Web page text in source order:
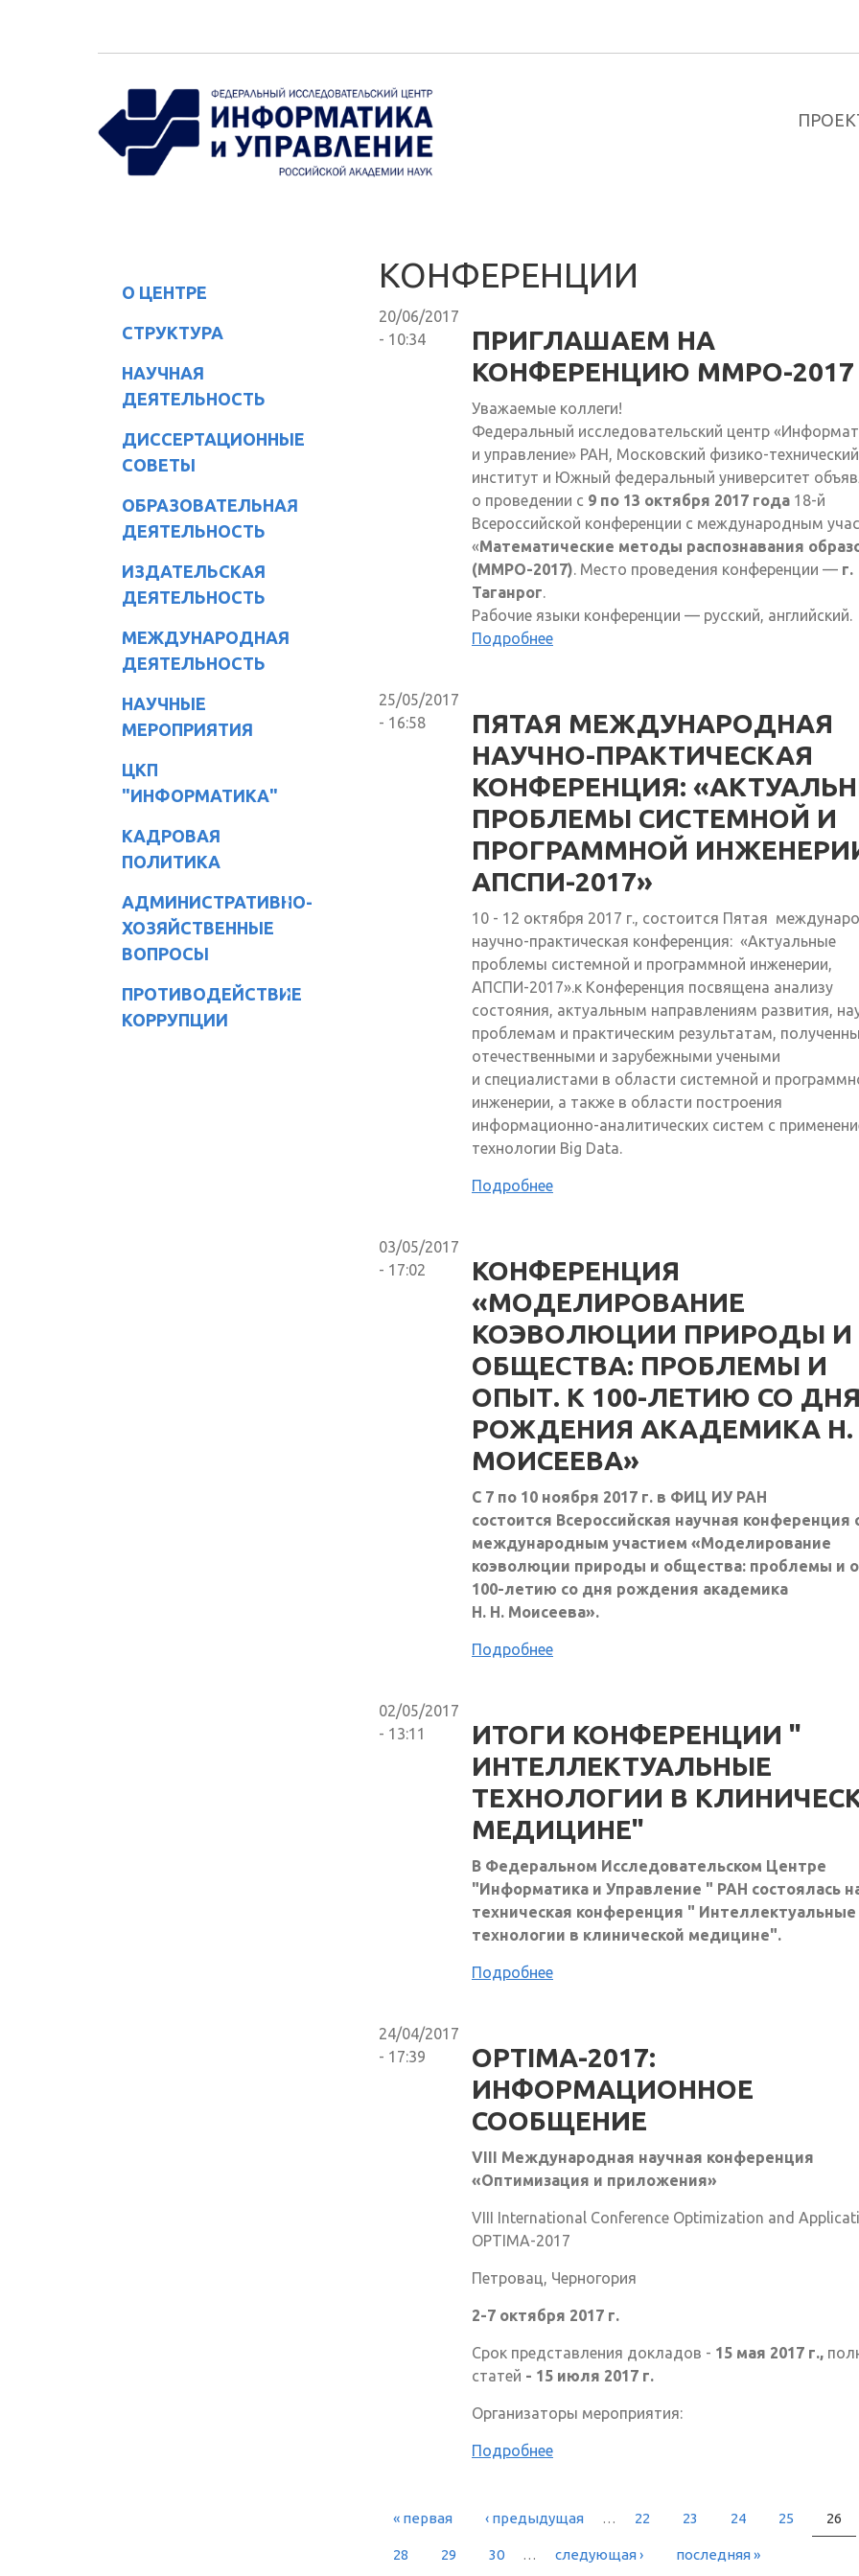
О ЦЕНТРЕ
СТРУКТУРА
НАУЧНАЯ
ДЕЯТЕЛЬНОСТЬ
ДИССЕРТАЦИОННЫЕ
СОВЕТЫ
ОБРАЗОВАТЕЛЬНАЯ
ДЕЯТЕЛЬНОСТЬ
ИЗДАТЕЛЬСКАЯ
ДЕЯТЕЛЬНОСТЬ
МЕЖДУНАРОДНАЯ
ДЕЯТЕЛЬНОСТЬ
НАУЧНЫЕ
МЕРОПРИЯТИЯ
ЦКП
"ИНФОРМАТИКА"
КАДРОВАЯ
ПОЛИТИКА
АДМИНИСТРАТИВНО-
ХОЗЯЙСТВЕННЫЕ
ВОПРОСЫ
ПРОТИВОДЕЙСТВИЕ
КОРРУПЦИИ
КОНФЕРЕНЦИИ
20/06/2017
- 10:34
ПРИГЛАШАЕМ НА
КОНФЕРЕНЦИЮ ММРО-2017
Уважаемые коллеги!
Федеральный исследовательский центр
и управление» РАН, Московский физико-технический
институт и Южный федеральный университет
о проведении с 9 по 13 октября 2017 года 18-й
Всероссийской конференции с международным
«Математические методы распознавания
(ММРО-2017). Место проведения конференции — г.
Таганрог.
Рабочие языки конференции — русский, английский.
Подробнее
25/05/2017
- 16:58
ПЯТАЯ МЕЖДУНАРОДНАЯ
НАУЧНО-ПРАКТИЧЕСКАЯ
КОНФЕРЕНЦИЯ:
ПРОБЛЕМЫ СИСТЕМНОЙ И
ПРОГРАММНОЙ
АПСПИ-2017»
10 - 12 октября 2017 г., состоится Пятая
научно-практическая конференция: «Актуальные
проблемы системной и программной инженерии,
АПСПИ-2017».к Конференция посвящена анализу
состояния, актуальным направлениям развития,
проблемам и практическим результатам,
отечественными и зарубежными учеными
и специалистами в области системной и
инженерии, а также в области построения
информационно-аналитических систем с
технологии Big Data.
Подробнее
03/05/2017
- 17:02
КОНФЕРЕНЦИЯ
«МОДЕЛИРОВАНИЕ
КОЭВОЛЮЦИИ ПРИРОДЫ И
ОБЩЕСТВА: ПРОБЛЕМЫ И
ОПЫТ. К 100-ЛЕТИЮ СО ДНЯ
РОЖДЕНИЯ АКАДЕМИКА Н.
МОИСЕЕВА»
С 7 по 10 ноября 2017 г. в ФИЦ ИУ РАН
состоится Всероссийская научная конференция
международным участием «Моделирование
коэволюции природы и общества: проблемы и
100-летию со дня рождения академика
Н. Н. Моисеева».
Подробнее
02/05/2017
- 13:11
ИТОГИ КОНФЕРЕНЦИИ "
ИНТЕЛЛЕКТУАЛЬНЫЕ
ТЕХНОЛОГИИ В
МЕДИЦИНЕ"
В Федеральном Исследовательском Центре
"Информатика и Управление " РАН состоялась
техническая конференция " Интеллектуальные
технологии в клинической медицине".
Подробнее
24/04/2017
- 17:39
OPTIMA-2017:
ИНФОРМАЦИОННОЕ
СООБЩЕНИЕ
VIII Международная научная конференция
«Оптимизация и приложения»
VIII International Conference Optimization and
OPTIMA-2017
Петровац, Черногория
2-7 октября 2017 г.
Срок представления докладов - 15 мая 2017 г.,
статей - 15 июля 2017 г.
Организаторы мероприятия:
Подробнее
СТРАНИЦЫ
« первая ‹ предыдущая … 22 23 24 25 26
28 29 30 … следующая › последняя »